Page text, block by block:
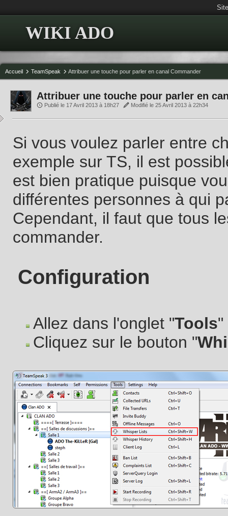
WIKI ADO
Accueil TeamSpeak Attribuer une touche pour parler en canal Commander
Attribuer une touche pour parler en
Publié le 17 Avril 2013 à 18h27 Modifié le 25 Avril 2013 à 22h34
Si vous voulez parler entre
exemple sur TS, il est
est bien pratique puisque
différentes personnes à qui
Cependant, il faut que tous
commander.
Configuration
Allez dans l'onglet "Tools"
Cliquez sur le bouton "